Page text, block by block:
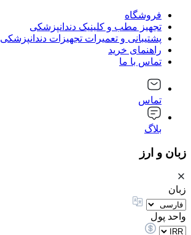
فروشگاه
تجهیز مطب و کلینیک دندانپزشکی
پشتیبانی و تعمیرات تجهیزات دندانپزشکی
راهنمای خرید
تماس با ما
تماس
بلاگ
زبان و ارز
زبان
واحد پول